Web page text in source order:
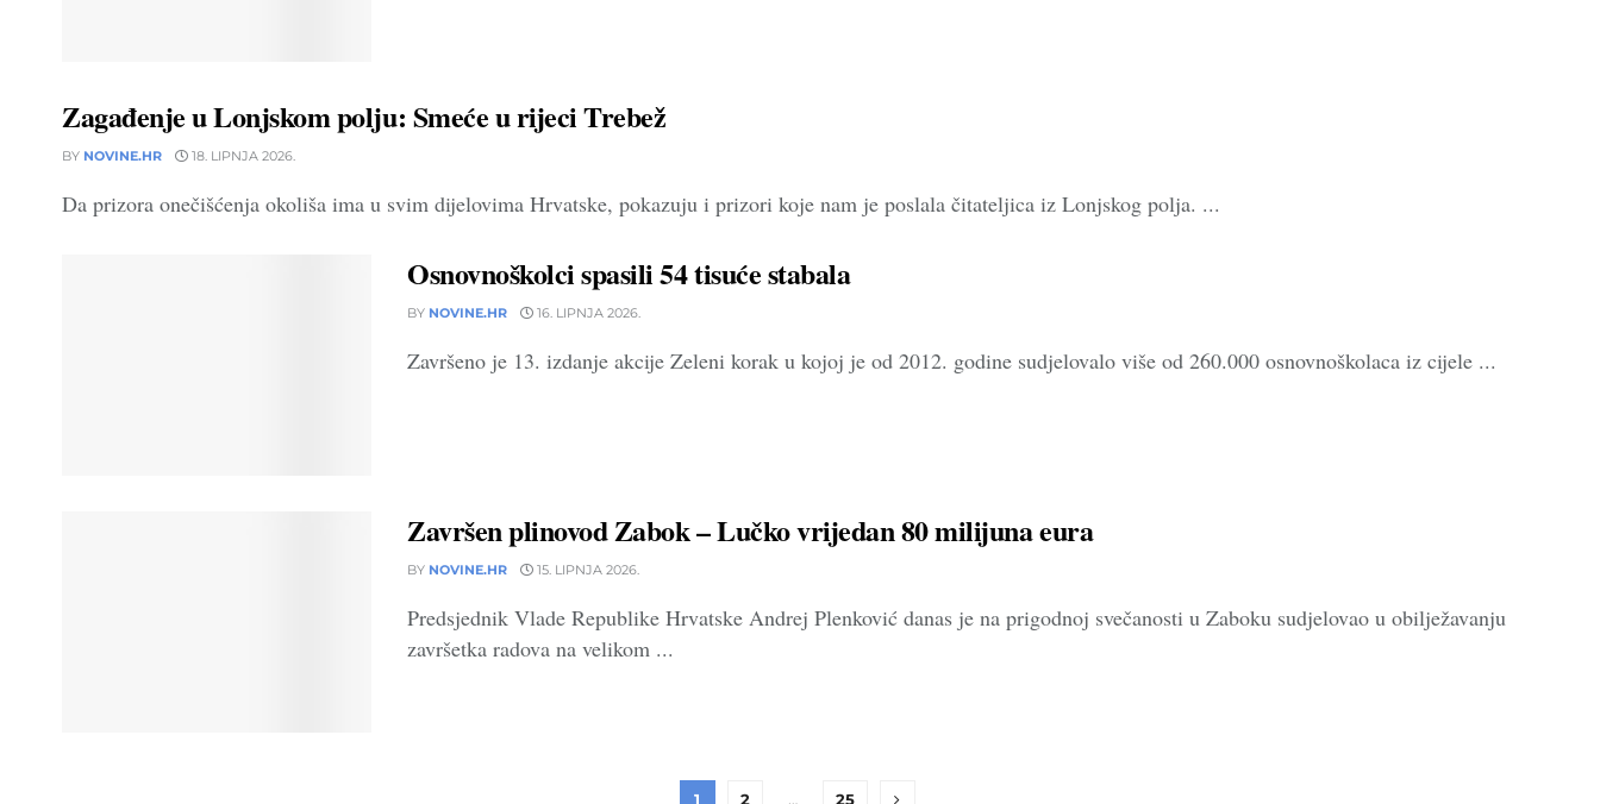
Zagađenje u Lonjskom polju: Smeće u rijeci Trebež
BY NOVINE.HR 18. LIPNJA 2026.
Da prizora onečišćenja okoliša ima u svim dijelovima Hrvatske, pokazuju i prizori koje nam je poslala čitateljica iz Lonjskog polja. ...
Osnovnoškolci spasili 54 tisuće stabala
BY NOVINE.HR 16. LIPNJA 2026.
Završeno je 13. izdanje akcije Zeleni korak u kojoj je od 2012. godine sudjelovalo više od 260.000 osnovnoškolaca iz cijele ...
Završen plinovod Zabok – Lučko vrijedan 80 milijuna eura
BY NOVINE.HR 15. LIPNJA 2026.
Predsjednik Vlade Republike Hrvatske Andrej Plenković danas je na prigodnoj svečanosti u Zaboku sudjelovao u obilježavanju
završetka radova na velikom ...
1 2 … 25